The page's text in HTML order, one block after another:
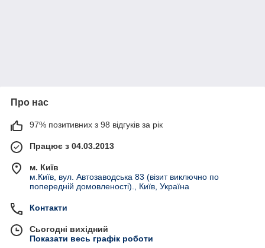
Про нас
97% позитивних з 98 відгуків за рік
Працює з 04.03.2013
м. Київ
м.Київ, вул. Автозаводська 83 (візит виключно по
попередній домовленості)., Київ, Україна
Контакти
Сьогодні вихідний
Показати весь графік роботи